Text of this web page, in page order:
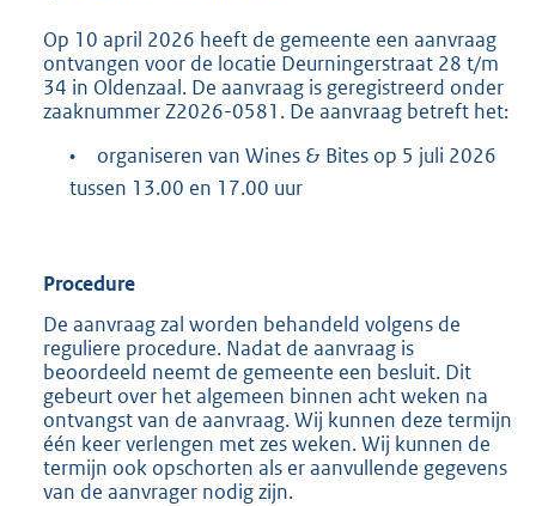
2
0
1
b
Op 10 april 2026 heeft de gemeente een aanvraag
ontvangen voor de locatie Deurningerstraat 28 t/m
34 in Oldenzaal. De aanvraag is geregistreerd onder
zaaknummer Z2026-0581. De aanvraag betreft het:
•
organiseren van Wines & Bites op 5 juli 2026
tussen 13.00 en 17.00 uur
Procedure
De aanvraag zal worden behandeld volgens de
reguliere procedure. Nadat de aanvraag is
beoordeeld neemt de gemeente een besluit. Dit
gebeurt over het algemeen binnen acht weken na
ontvangst van de aanvraag. Wij kunnen deze termijn
één keer verlengen met zes weken. Wij kunnen de
termijn ook opschorten als er aanvullende gegevens
van de aanvrager nodig zijn.